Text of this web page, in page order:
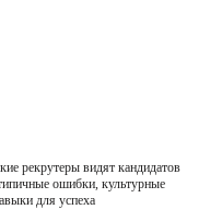
рекрутеры видят кандидатов
ошибки, культурные
для успеха